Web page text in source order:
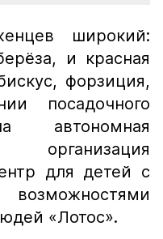
широкий:
и красная
форзиция,
посадочного
автономная
для детей с
«Лотос».